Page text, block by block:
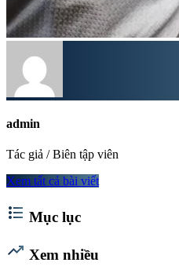
admin
Tác giả / Biên tập viên
Xem tất cả bài viết
format_list_bulleted Mục lục
trending_up Xem nhiều